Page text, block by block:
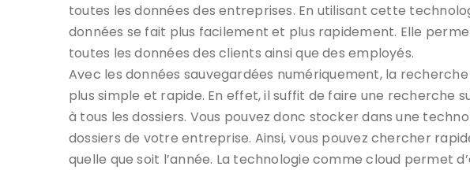
toutes les données des entreprises. En utilisant cette
données se fait plus facilement et plus rapidement. Elle
toutes les données des clients ainsi que des employés.
Avec les données sauvegardées numériquement, la
plus simple et rapide. En effet, il suffit de faire une recherche
à tous les dossiers. Vous pouvez donc stocker dans une
dossiers de votre entreprise. Ainsi, vous pouvez chercher
quelle que soit l’année. La technologie comme cloud permet